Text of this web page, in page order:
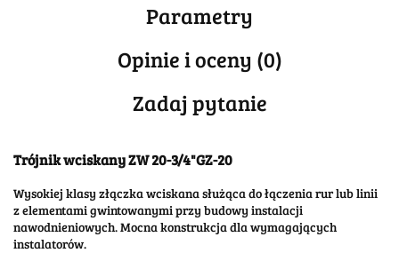
Parametry
Opinie i oceny (0)
Zadaj pytanie
Trójnik wciskany ZW 20-3/4"GZ-20
Wysokiej klasy złączka wciskana służąca do łączenia rur lub linii
z elementami gwintowanymi przy budowy instalacji
nawodnieniowych. Mocna konstrukcja dla wymagających
instalatorów.